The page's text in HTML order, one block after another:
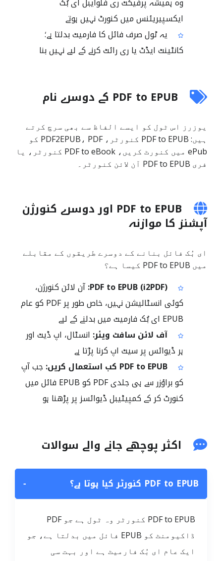
ایکسپیریئنس میں کنورٹ نہیں ہوتے
یہ ٹول صرف فائل کا فارمیٹ بدلتا ہے؛
کانٹینٹ ایڈٹ یا ری رائٹ کرنے کے لیے نہیں بنا
PDF to EPUB کے دوسرے نام
یوزرز اس ٹول کو ایسے الفاظ سے بھی سرچ کرتے
ہیں: PDF to EPUB کنورٹر، PDF2EPUB، PDF کو
ePub میں کنورٹ کریں، PDF to eBook کنورٹر، یا
فری PDF to EPUB آن لائن کنورٹر۔
PDF to EPUB اور دوسرے کنورژن
آپشنز کا موازنہ
ای بُک فائل بنانے کے دوسرے طریقوں کے مقابلے
میں PDF to EPUB کیسا ہے؟
PDF to EPUB (i2PDF): آن لائن کنورژن،
کوئی انسٹالیشن نہیں، خاص طور پر PDF کو عام
EPUB ای بُک فارمیٹ میں بدلنے کے لیے
آف لائن سافٹ ویئر: انسٹال، اپ ڈیٹ اور
ہر ڈیوائس پر سیٹ اپ کرنا پڑتا ہے
PDF to EPUB کب استعمال کریں:
جب آپ
کو براؤزر سے ہی جلدی PDF کو EPUB فائل میں
کنورٹ کر کے کمپیٹیبل ڈیوائسز پر پڑھنا ہو
اکثر پوچھے جانے والے سوالات
PDF to EPUB کنورٹر کیا ہوتا ہے؟ −
PDF to EPUB کنورٹر وہ ٹول ہے جو PDF
ڈاکیومنٹ کو EPUB فائل میں بدلتا ہے، جو
ایک عام ای بُک فارمیٹ ہے اور بہت سی